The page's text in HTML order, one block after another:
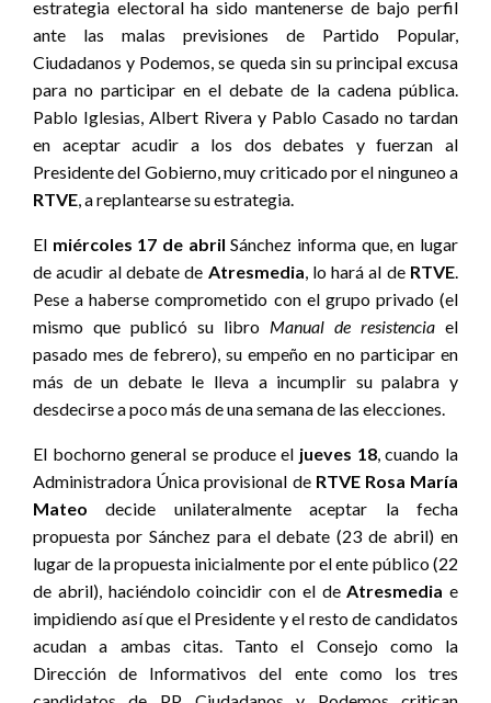
estrategia electoral ha sido mantenerse de bajo perfil
ante las malas previsiones de Partido Popular,
Ciudadanos y Podemos, se queda sin su principal excusa
para no participar en el debate de la cadena pública.
Pablo Iglesias, Albert Rivera y Pablo Casado no tardan
en aceptar acudir a los dos debates y fuerzan al
Presidente del Gobierno, muy criticado por el ninguneo a
RTVE, a replantearse su estrategia.
El miércoles 17 de abril Sánchez informa que, en lugar
de acudir al debate de Atresmedia, lo hará al de RTVE.
Pese a haberse comprometido con el grupo privado (el
mismo que publicó su libro Manual de resistencia el
pasado mes de febrero), su empeño en no participar en
más de un debate le lleva a incumplir su palabra y
desdecirse a poco más de una semana de las elecciones.
El bochorno general se produce el jueves 18, cuando la
Administradora Única provisional de RTVE Rosa María
Mateo decide unilateralmente aceptar la fecha
propuesta por Sánchez para el debate (23 de abril) en
lugar de la propuesta inicialmente por el ente público (22
de abril), haciéndolo coincidir con el deAtresmedia e
impidiendo así que el Presidente y el resto de candidatos
acudan a ambas citas. Tanto el Consejo como la
Dirección de Informativos del ente como los tres